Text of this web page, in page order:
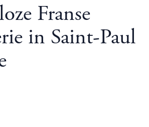
Franse
in Saint-Paul